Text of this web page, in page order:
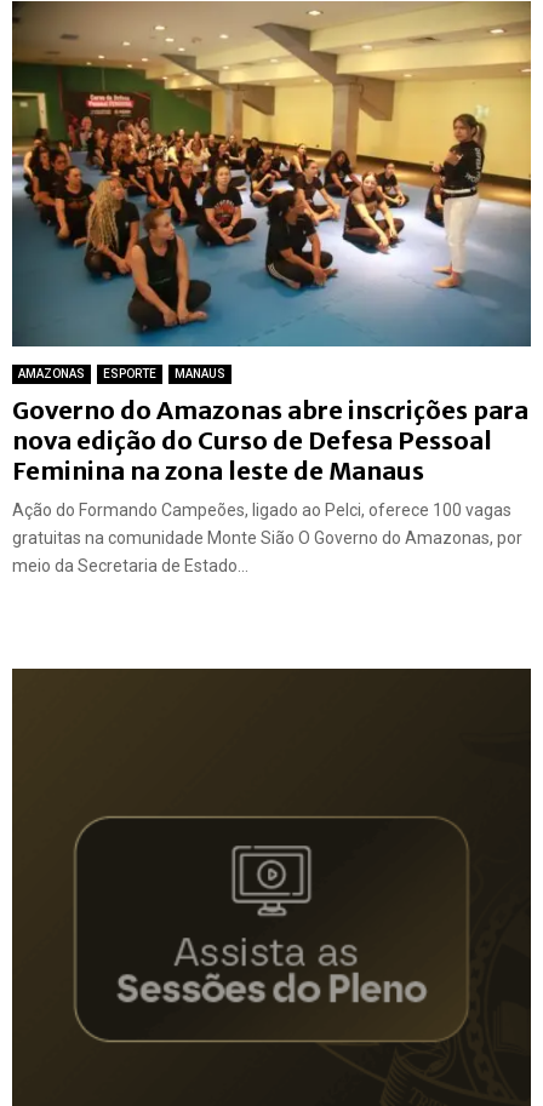
AMAZONAS ESPORTE MANAUS
Governo do Amazonas abre inscrições para
nova edição do Curso de Defesa Pessoal
Feminina na zona leste de Manaus
Ação do Formando Campeões, ligado ao Pelci, oferece 100 vagas
gratuitas na comunidade Monte Sião O Governo do Amazonas, por
meio da Secretaria de Estado...